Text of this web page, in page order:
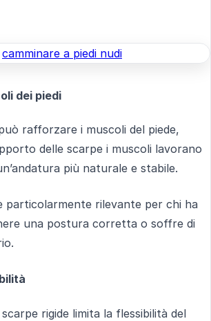
dei piedi
rafforzare i muscoli del piede,
delle scarpe i muscoli lavorano
più naturale e stabile.
particolarmente rilevante per chi ha
una postura corretta o soffre di
rigide limita la flessibilità del